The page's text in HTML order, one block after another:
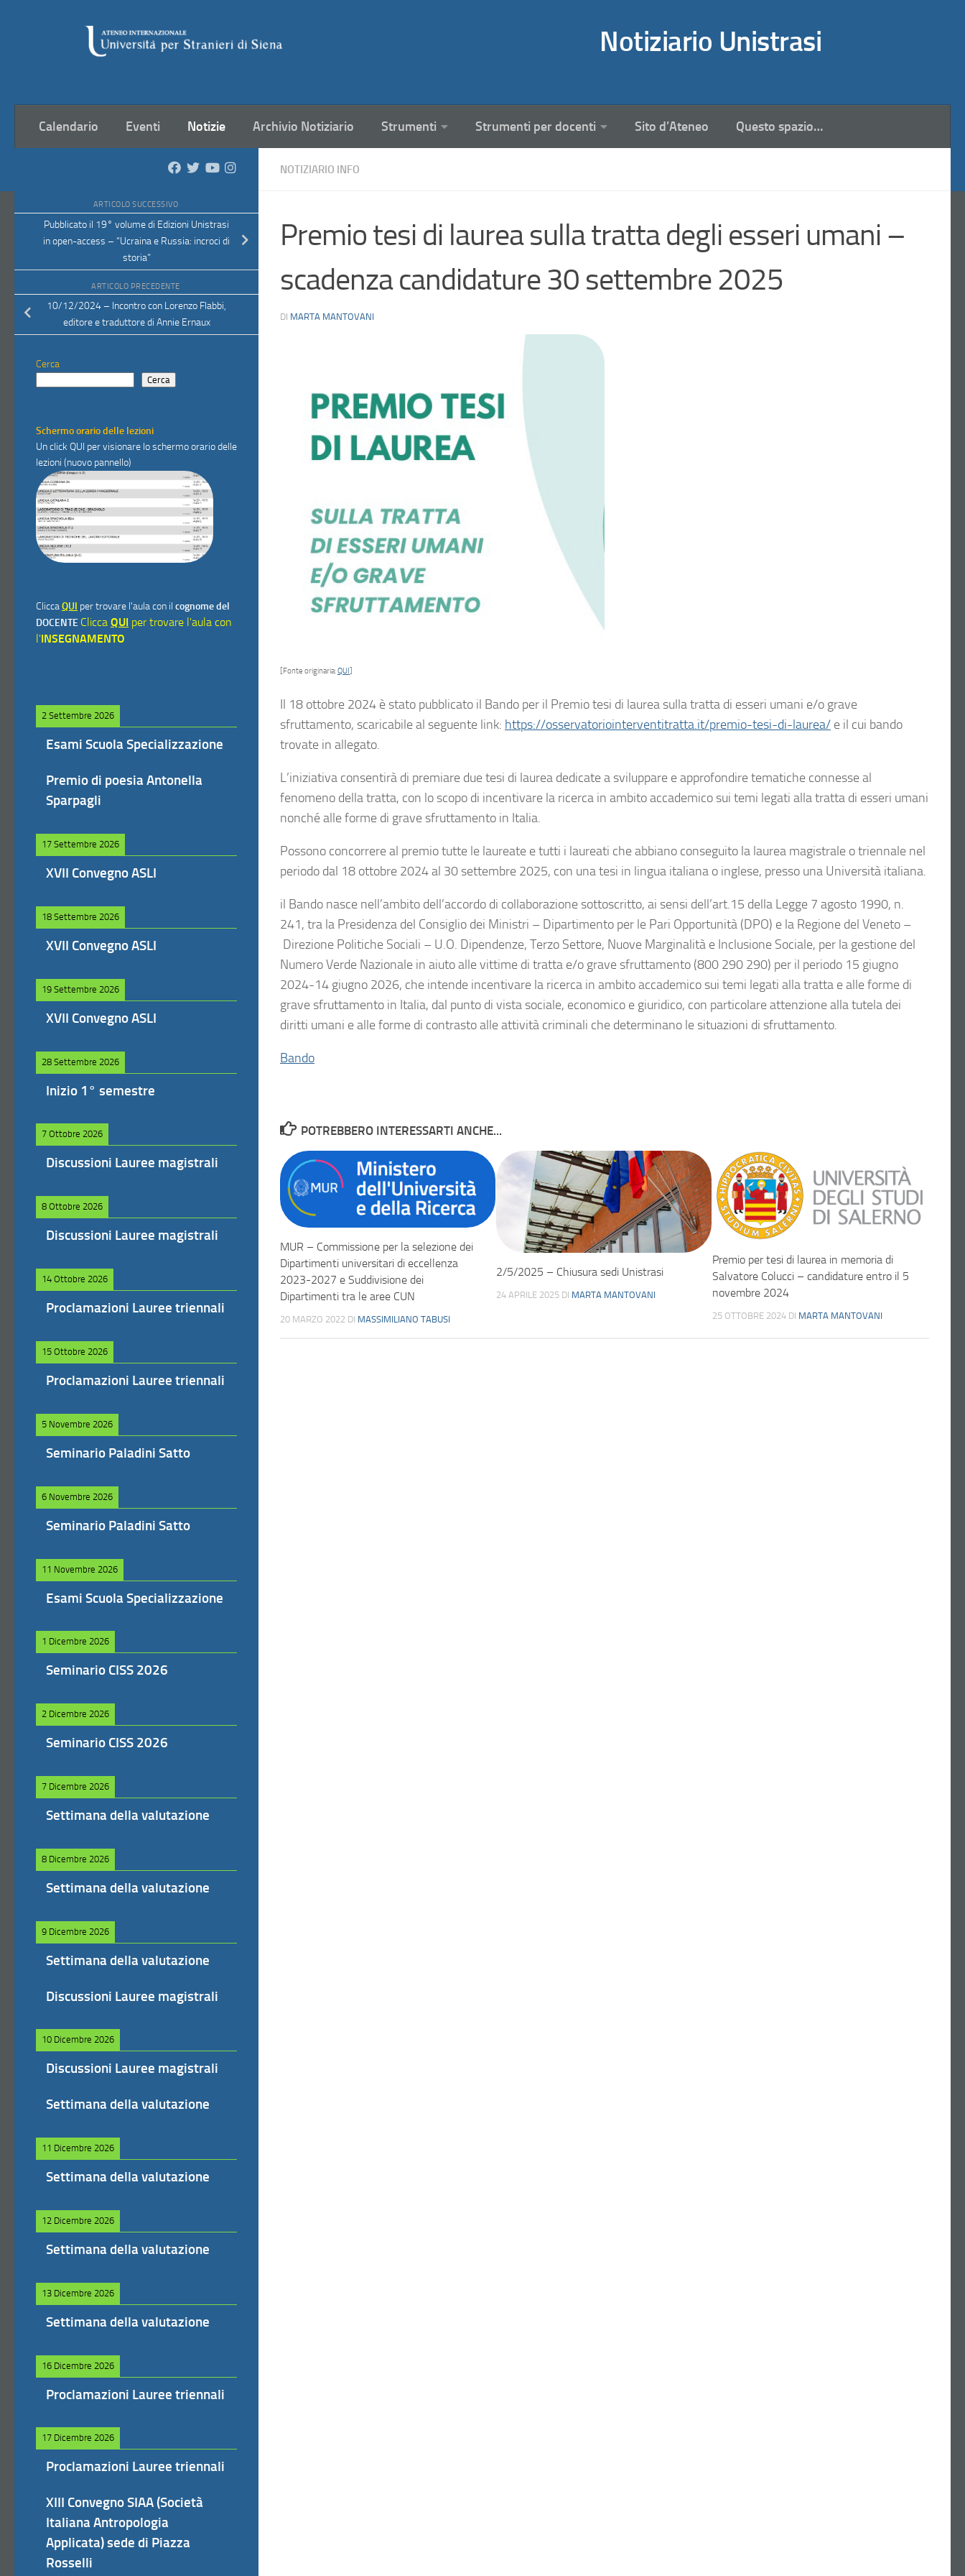
Notiziario Unistrasi
Calendario Eventi Notizie Archivio Notiziario Strumenti Strumenti per docenti Sito d’Ateneo Questo spazio…
NOTIZIARIO INFO
Premio tesi di laurea sulla tratta degli esseri umani –
scadenza candidature 30 settembre 2025
DI MARTA MANTOVANI
[Fonte originaria:QUI
Il 18 ottobre 2024 è stato pubblicato il Bando per il Premio tesi di laurea sulla tratta di esseri umani e/o grave
sfruttamento, scaricabile al seguente link: https://osservatoriointerventitratta.it/premio-tesi-di-laurea/ e il cui bando
trovate in allegato.
L’iniziativa consentirà di premiare due tesi di laurea dedicate a sviluppare e approfondire tematiche connesse al
fenomeno della tratta, con lo scopo di incentivare la ricerca in ambito accademico sui temi legati alla tratta di esseri umani
nonché alle forme di grave sfruttamento in Italia.
Possono concorrere al premio tutte le laureate e tutti i laureati che abbiano conseguito la laurea magistrale o triennale nel
periodo dal 18 ottobre 2024 al 30 settembre 2025, con una tesi in lingua italiana o inglese, presso una Università italiana.
il Bando nasce nell’ambito dell’accordo di collaborazione sottoscritto, ai sensi dell’art.15 della Legge 7 agosto 1990, n.
241, tra la Presidenza del Consiglio dei Ministri – Dipartimento per le Pari Opportunità (DPO) e la Regione del Veneto –
Direzione Politiche Sociali – U.O. Dipendenze, Terzo Settore, Nuove Marginalità e Inclusione Sociale, per la gestione del
Numero Verde Nazionale in aiuto alle vittime di tratta e/o grave sfruttamento (800 290 290) per il periodo 15 giugno
2024-14 giugno 2026, che intende incentivare la ricerca in ambito accademico sui temi legati alla tratta e alle forme di
grave sfruttamento in Italia, dal punto di vista sociale, economico e giuridico, con particolare attenzione alla tutela dei
diritti umani e alle forme di contrasto alle attività criminali che determinano le situazioni di sfruttamento.
Bando
POTREBBERO INTERESSARTI ANCHE...
MUR – Commissione per la selezione dei
Dipartimenti universitari di eccellenza
2023-2027 e Suddivisione dei
Dipartimenti tra le aree CUN
20 MARZO 2022 DI MASSIMILIANO TABUSI
2/5/2025 – Chiusura sedi Unistrasi
24 APRILE 2025 DI MARTA MANTOVANI
Premio per tesi di laurea in memoria di
Salvatore Colucci – candidature entro il 5
novembre 2024
25 OTTOBRE 2024 DI MARTA MANTOVANI
ARTICOLO SUCCESSIVO
Pubblicato il 19° volume di Edizioni Unistrasi
in open-access – “Ucraina e Russia: incroci di
storia”
ARTICOLO PRECEDENTE
10/12/2024 – Incontro con Lorenzo Flabbi,
editore e traduttore di Annie Ernaux
Cerca
Cerca
Schermo orario delle lezioni
Un click QUI per visionare lo schermo orario delle
lezioni (nuovo pannello)
CliccaQUI per trovare l'aula con il cognome del
DOCENTE Clicca QUI per trovare l'aula con
l'INSEGNAMENTO
2 Settembre 2026
Esami Scuola Specializzazione
Premio di poesia Antonella
Sparpagli
17 Settembre 2026
XVII Convegno ASLI
18 Settembre 2026
XVII Convegno ASLI
19 Settembre 2026
XVII Convegno ASLI
28 Settembre 2026
Inizio 1° semestre
7 Ottobre 2026
Discussioni Lauree magistrali
8 Ottobre 2026
Discussioni Lauree magistrali
14 Ottobre 2026
Proclamazioni Lauree triennali
15 Ottobre 2026
Proclamazioni Lauree triennali
5 Novembre 2026
Seminario Paladini Satto
6 Novembre 2026
Seminario Paladini Satto
11 Novembre 2026
Esami Scuola Specializzazione
1 Dicembre 2026
Seminario CISS 2026
2 Dicembre 2026
Seminario CISS 2026
7 Dicembre 2026
Settimana della valutazione
8 Dicembre 2026
Settimana della valutazione
9 Dicembre 2026
Settimana della valutazione
Discussioni Lauree magistrali
10 Dicembre 2026
Discussioni Lauree magistrali
Settimana della valutazione
11 Dicembre 2026
Settimana della valutazione
12 Dicembre 2026
Settimana della valutazione
13 Dicembre 2026
Settimana della valutazione
16 Dicembre 2026
Proclamazioni Lauree triennali
17 Dicembre 2026
Proclamazioni Lauree triennali
XIII Convegno SIAA (Società
Italiana Antropologia
Applicata) sede di Piazza
Rosselli